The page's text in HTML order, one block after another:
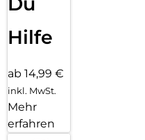
Hilfe
ab 14,99 €
inkl. MwSt.
Mehr
erfahren